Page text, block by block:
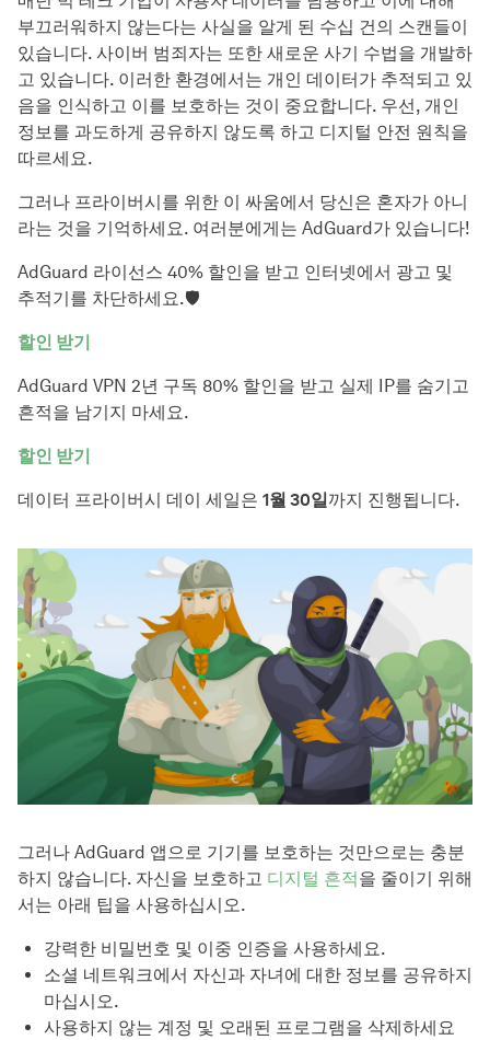
부끄러워하지 않는다는 사실을 알게 된 수십 건의 스캔들이
있습니다. 사이버 범죄자는 또한 새로운 사기 수법을 개발하
고 있습니다. 이러한 환경에서는 개인 데이터가 추적되고 있
음을 인식하고 이를 보호하는 것이 중요합니다. 우선, 개인
정보를 과도하게 공유하지 않도록 하고 디지털 안전 원칙을
따르세요.
그러나 프라이버시를 위한 이 싸움에서 당신은 혼자가 아니
라는 것을 기억하세요. 여러분에게는 AdGuard가 있습니다!
AdGuard 라이선스 40% 할인을 받고 인터넷에서 광고 및
추적기를 차단하세요.🛡️
할인 받기
AdGuard VPN 2년 구독 80% 할인을 받고 실제 IP를 숨기고
흔적을 남기지 마세요.
할인 받기
데이터 프라이버시 데이 세일은 1월 30일까지 진행됩니다.
그러나 AdGuard 앱으로 기기를 보호하는 것만으로는 충분
하지 않습니다. 자신을 보호하고 디지털 흔적을 줄이기 위해
서는 아래 팁을 사용하십시오.
강력한 비밀번호 및 이중 인증을 사용하세요.
소셜 네트워크에서 자신과 자녀에 대한 정보를 공유하지
마십시오.
사용하지 않는 계정 및 오래된 프로그램을 삭제하세요